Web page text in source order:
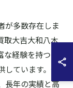
が多数存在しま
取大吉大和八木
経験を持つス
ています。他
長年の実績と高